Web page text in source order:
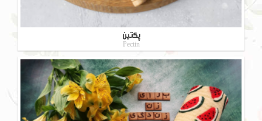
پکتین
Pectin